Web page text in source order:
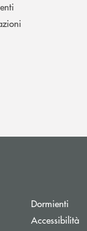
Dormienti
Accessibilità